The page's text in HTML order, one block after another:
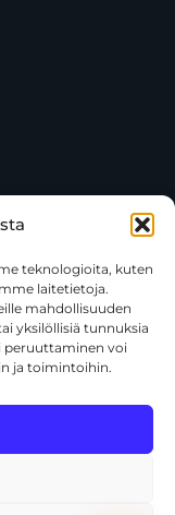
teknologioita, kuten
laitetietoja.
mahdollisuuden
yksilöllisiä tunnuksia
peruuttaminen voi
ja toimintoihin.